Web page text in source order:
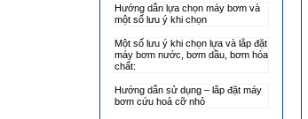
Hướng dẫn lựa chọn máy bơm và
một số lưu ý khi chọn
Một số lưu ý khi chọn lựa và lắp đặt
máy bơm nước, bơm dầu, bơm hóa
chất:
Hướng dẫn sử dụng – lắp đặt máy
bơm cứu hoả cỡ nhỏ